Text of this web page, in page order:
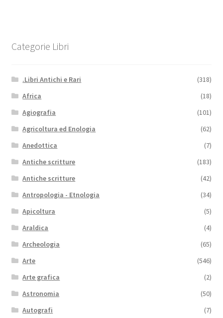
Categorie Libri
.Libri Antichi e Rari
(318)
Africa
(18)
Agiografia
(101)
Agricoltura ed Enologia
(62)
Anedottica
(7)
Antiche scritture
(183)
Antiche scritture
(42)
Antropologia - Etnologia
(34)
Apicoltura
(5)
Araldica
(4)
Archeologia
(65)
Arte
(546)
Arte grafica
(2)
Astronomia
(50)
Autografi
(7)